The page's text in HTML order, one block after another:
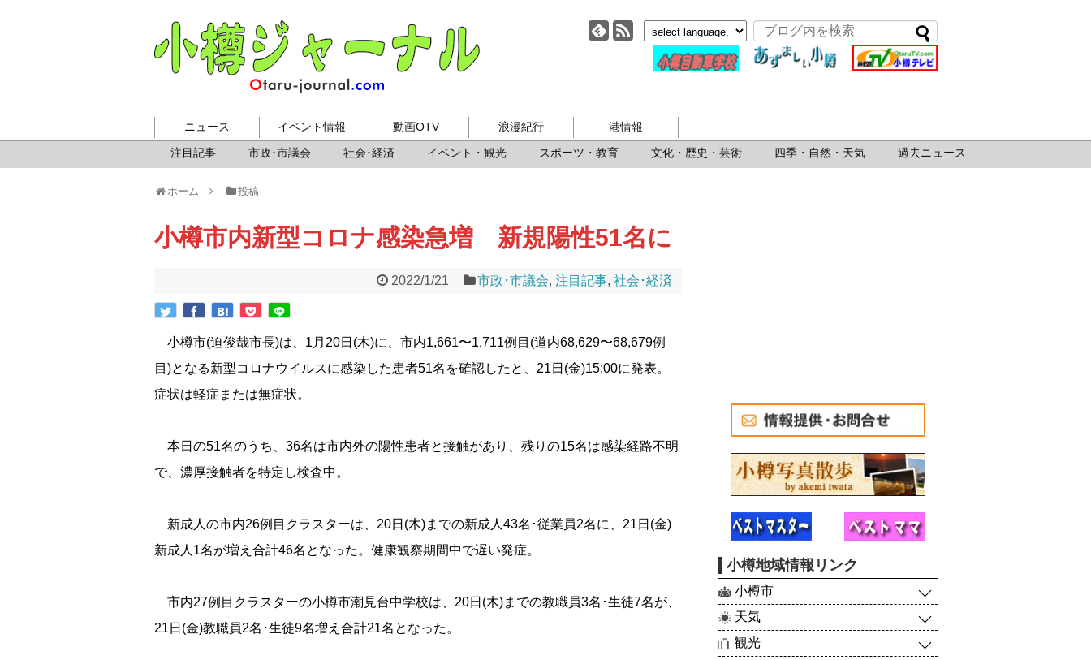
小樽ジャーナル
ニュース
注目記事
市政･市議会 社会･経済 イベント・観光 スポーツ・教育 文化・歴史・芸術 四季・自然・天気 過去ニュース
イベント情報 動画OTV 浪漫紀行 港情報
ホーム 投稿
小樽市内新型コロナ感染急増 新規陽性51名に
2022/1/21 市政･市議会,注目記事,社会･経済
小樽市(迫俊哉市長)は、1月20日(木)に、市内1,661〜1,711例目(道内68,629〜68,679例
目)となる新型コロナウイルスに感染した患者51名を確認したと、21日(金)15:00に発表。
症状は軽症または無症状。
本日の51名のうち、36名は市内外の陽性患者と接触があり、残りの15名は感染経路不明
で、濃厚接触者を特定し検査中。
新成人の市内26例目クラスターは、20日(木)までの新成人43名･従業員2名に、21日(金)
新成人1名が増え合計46名となった。健康観察期間中で遅い発症。
市内27例目クラスターの小樽市潮見台中学校は、20日(木)までの教職員3名･生徒7名が、
21日(金)教職員2名･生徒9名増え合計21名となった。
小樽地域情報リンク
小樽市
天気
観光